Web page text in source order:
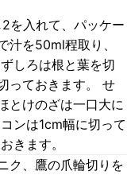
を入れて、パッケー
汁を50ml程取り、
しろは根と葉を切
っておきます。 せ
とけのざは一口大に
ンは1cm幅に切って
きます。
ク、鷹の爪輪切りを